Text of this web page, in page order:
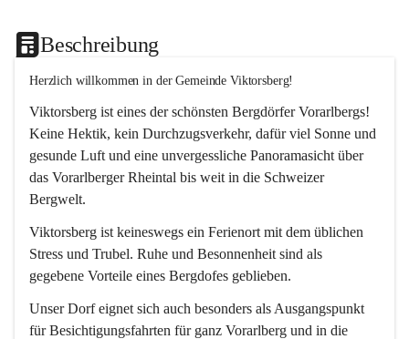
Beschreibung
Herzlich willkommen in der Gemeinde Viktorsberg!
Viktorsberg ist eines der schönsten Bergdörfer Vorarlbergs!
Keine Hektik, kein Durchzugsverkehr, dafür viel Sonne und
gesunde Luft und eine unvergessliche Panoramasicht über
das Vorarlberger Rheintal bis weit in die Schweizer
Bergwelt.
Viktorsberg ist keineswegs ein Ferienort mit dem üblichen
Stress und Trubel. Ruhe und Besonnenheit sind als
gegebene Vorteile eines Bergdofes geblieben.
Unser Dorf eignet sich auch besonders als Ausgangspunkt
für Besichtigungsfahrten für ganz Vorarlberg und in die